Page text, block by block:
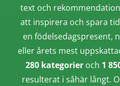
text och
att inspirera och spara
en födelsedagspresent,
eller årets mest
280 kategorieroch 1
resulterat i såhär långt.